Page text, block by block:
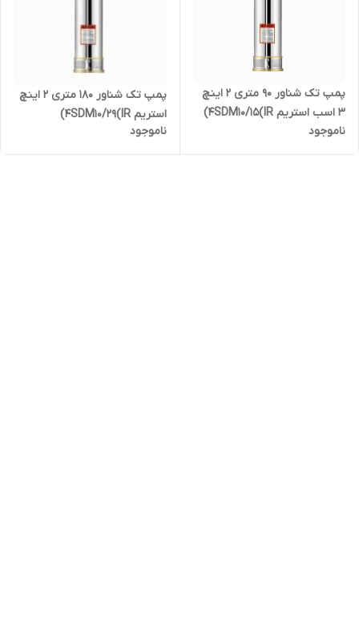
پمپ تک شناور 90 متری 2 اینچ
3 اسب استریم 4SDM10/15(IR)
ناموجود
پمپ تک شناور 180 متری ۲ اینچ
استریم 4SDM10/29(IR)
ناموجود